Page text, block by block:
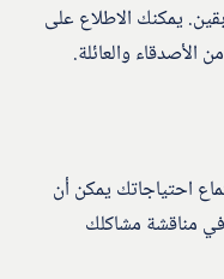
يمكنك الاطلاع على
والعائلة.
احتياجاتك يمكن أن
مناقشة مشاكلك